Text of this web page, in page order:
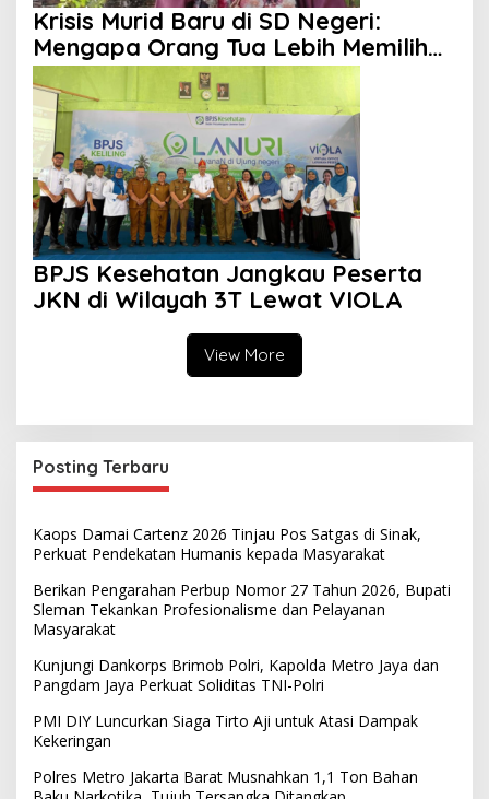
Krisis Murid Baru di SD Negeri:
Mengapa Orang Tua Lebih Memilih
Sekolah Swasta?
BPJS Kesehatan Jangkau Peserta
JKN di Wilayah 3T Lewat VIOLA
View More
Posting Terbaru
Kaops Damai Cartenz 2026 Tinjau Pos Satgas di Sinak,
Perkuat Pendekatan Humanis kepada Masyarakat
Berikan Pengarahan Perbup Nomor 27 Tahun 2026, Bupati
Sleman Tekankan Profesionalisme dan Pelayanan
Masyarakat
Kunjungi Dankorps Brimob Polri, Kapolda Metro Jaya dan
Pangdam Jaya Perkuat Soliditas TNI-Polri
PMI DIY Luncurkan Siaga Tirto Aji untuk Atasi Dampak
Kekeringan
Polres Metro Jakarta Barat Musnahkan 1,1 Ton Bahan